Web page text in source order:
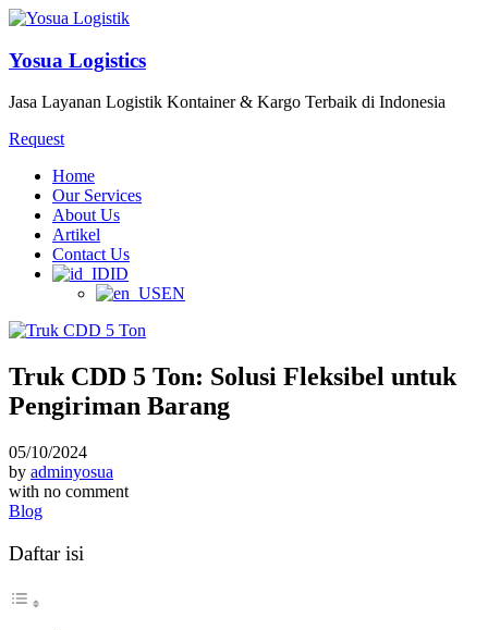
Yosua Logistics
Jasa Layanan Logistik Kontainer & Kargo Terbaik di Indonesia
Request
Home
Our Services
About Us
Artikel
Contact Us
ID
EN
Truk CDD 5 Ton: Solusi Fleksibel untuk
Pengiriman Barang
05/10/2024
by adminyosua
with no comment
Blog
Daftar isi